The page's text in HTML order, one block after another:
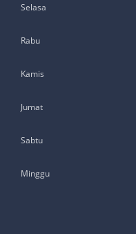
Selasa
Rabu
Kamis
Jumat
Sabtu
Minggu